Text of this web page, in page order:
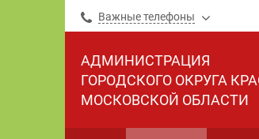
Важные телефоны
АДМИНИСТРАЦИЯ
ГОРОДСКОГО ОКРУГА
МОСКОВСКОЙ ОБЛАСТИ